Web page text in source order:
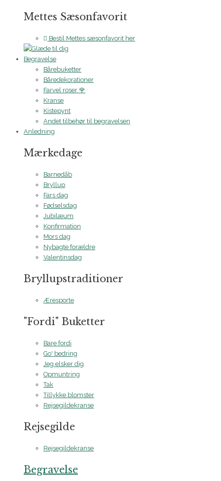
Mettes Sæsonfavorit
Bestil Mettes sæsonfavorit her
Begravelse
Bårebuketter
Båredekorationer
Farvel roser 🌹
Kranse
Kistepynt
Andet tilbehør til begravelsen
Anledning
Mærkedage
Barnedåb
Bryllup
Fars dag
Fødselsdag
Jubilæum
Konfirmation
Mors dag
Nybagte forældre
Valentinsdag
Bryllupstraditioner
Æresporte
"Fordi" Buketter
Bare fordi
Go' bedring
Jeg elsker dig
Opmuntring
Tak
Tillykke blomster
Rejsegildekranse
Rejsegilde
Rejsegildekranse
Begravelse